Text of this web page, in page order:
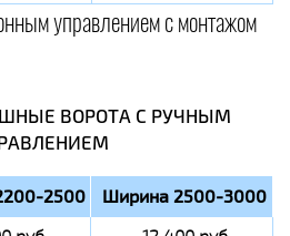
управлением с монтажом
ВОРОТА С РУЧНЫМ
2500 Ширина 2500-3000